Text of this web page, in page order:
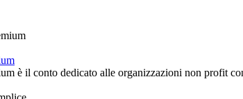
è il conto dedicato alle organizzazioni non profit